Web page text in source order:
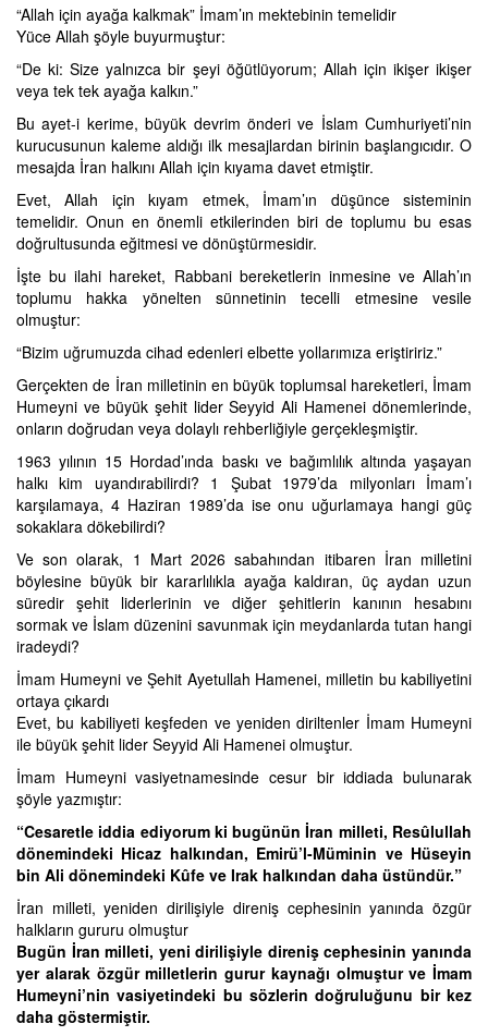
“Allah için ayağa kalkmak” İmam’ın mektebinin temelidir
Yüce Allah şöyle buyurmuştur:
“De ki: Size yalnızca bir şeyi öğütlüyorum; Allah için ikişer ikişer
veya tek tek ayağa kalkın.”
Bu ayet-i kerime, büyük devrim önderi ve İslam Cumhuriyeti’nin
kurucusunun kaleme aldığı ilk mesajlardan birinin başlangıcıdır. O
mesajda İran halkını Allah için kıyama davet etmiştir.
Evet, Allah için kıyam etmek, İmam’ın düşünce sisteminin
temelidir. Onun en önemli etkilerinden biri de toplumu bu esas
doğrultusunda eğitmesi ve dönüştürmesidir.
İşte bu ilahi hareket, Rabbani bereketlerin inmesine ve Allah’ın
toplumu hakka yönelten sünnetinin tecelli etmesine vesile
olmuştur:
“Bizim uğrumuzda cihad edenleri elbette yollarımıza eriştiririz.”
Gerçekten de İran milletinin en büyük toplumsal hareketleri, İmam
Humeyni ve büyük şehit lider Seyyid Ali Hamenei dönemlerinde,
onların doğrudan veya dolaylı rehberliğiyle gerçekleşmiştir.
1963 yılının 15 Hordad’ında baskı ve bağımlılık altında yaşayan
halkı kim uyandırabilirdi? 1 Şubat 1979’da milyonları İmam’ı
karşılamaya, 4 Haziran 1989’da ise onu uğurlamaya hangi güç
sokaklara dökebilirdi?
Ve son olarak, 1 Mart 2026 sabahından itibaren İran milletini
böylesine büyük bir kararlılıkla ayağa kaldıran, üç aydan uzun
süredir şehit liderlerinin ve diğer şehitlerin kanının hesabını
sormak ve İslam düzenini savunmak için meydanlarda tutan hangi
iradeydi?
İmam Humeyni ve Şehit Ayetullah Hamenei, milletin bu kabiliyetini
ortaya çıkardı
Evet, bu kabiliyeti keşfeden ve yeniden diriltenler İmam Humeyni
ile büyük şehit lider Seyyid Ali Hamenei olmuştur.
İmam Humeyni vasiyetnamesinde cesur bir iddiada bulunarak
şöyle yazmıştır:
“Cesaretle iddia ediyorum ki bugünün İran milleti, Resûlullah
dönemindeki Hicaz halkından, Emirü’l-Müminin ve Hüseyin
bin Ali dönemindeki Kûfe ve Irak halkından daha üstündür.”
İran milleti, yeniden dirilişiyle direniş cephesinin yanında özgür
halkların gururu olmuştur
Bugün İran milleti, yeni dirilişiyle direniş cephesinin yanında
yer alarak özgür milletlerin gurur kaynağı olmuştur ve İmam
Humeyni’nin vasiyetindeki bu sözlerin doğruluğunu bir kez
daha göstermiştir.